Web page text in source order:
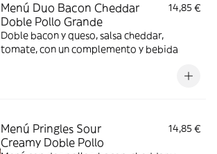
Menú Duo Bacon Cheddar
Doble Pollo Grande
14,85 €
Doble bacon y queso, salsa cheddar,
tomate, con un complemento y bebida
Menú Pringles Sour
Creamy Doble Pollo
14,85 €